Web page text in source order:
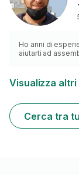
Ho anni di
aiutarti ad
Visualizza altri
Cerca tra